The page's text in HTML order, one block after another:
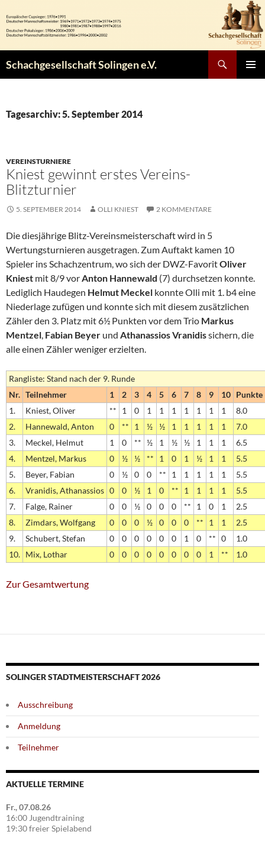
Inhalt
springen
Schachgesellschaft Solingen e.V.
Tagesarchiv: 5. September 2014
VEREINSTURNIERE
Kniest gewinnt erstes Vereins-
Blitzturnier
5. SEPTEMBER 2014 OLLI KNIEST 2 KOMMENTARE
Die diesjährige Blitz-Vereinsmeisterschaft wird in 5
Wertungsturnieren ausgetragen. Zum Auftakt kamen 10
Spieler ins Schachzentrum, wo sich der DWZ-FavoritOliver
Kniest mit 8/9 vorAnton Hannewald (7) durchsetzen konnte.
Lediglich Haudegen Helmut Meckel konnte Olli mit 1. b4 eine
Niederlage zufügen und konnte sich mit diesem zusätzlichen
Zähler den 3. Platz mit 6½ Punkten vor dem Trio Markus
Mentzel, Fabian Beyer und Athanassios Vranidissichern, die
alle einen Zähler weniger erzielten.
Rangliste: Stand nach der 9. Runde
Nr. Teilnehmer 1 2 3 4 5 6 7 8 9 10 Punkte
1.
Kniest, Oliver ** 1 0 1 1 1 1 1 1 1
8.0
2.
Hannewald, Anton 0 ** 1 ½ ½ 1 1 1 1 1
7.0
3.
Meckel, Helmut 1 0 ** ½ 1 ½ ½ 1 1 1
6.5
4.
Mentzel, Markus 0 ½ ½ ** 1 0 1 ½ 1 1
5.5
5.
Beyer, Fabian 0 ½ 0 0 ** 1 1 1 1 1
5.5
6.
Vranidis, Athanassios 0 0 ½ 1 0 ** 1 1 1 1
5.5
7.
Falge, Rainer 0 0 ½ 0 0 0 ** 1 0 1
2.5
8.
Zimdars, Wolfgang 0 0 0 ½ 0 0 0 ** 1 1
2.5
9.
Schubert, Stefan 0 0 0 0 0 0 1 0 ** 0
1.0
10. Mix, Lothar 0 0 0 0 0 0 0 0 1 ** 1.0
Zur Gesamtwertung
SOLINGER STADTMEISTERSCHAFT 2026
Ausschreibung
Anmeldung
Teilnehmer
AKTUELLE TERMINE
Fr., 07.08.26
16:00 Jugendtraining
19:30 freier Spielabend